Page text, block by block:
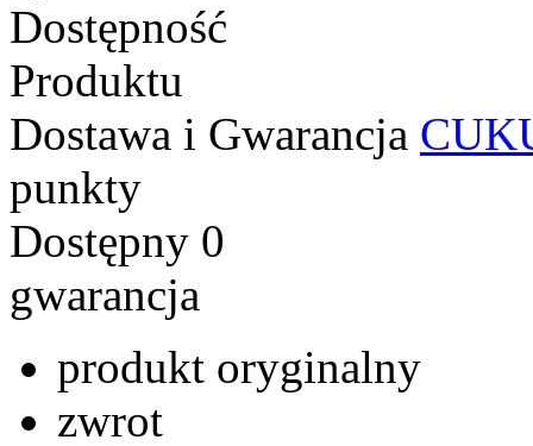
Dostępność
Produktu
Dostawa i Gwarancja
punkty
Dostępny 0
gwarancja
produkt oryginalny
zwrot